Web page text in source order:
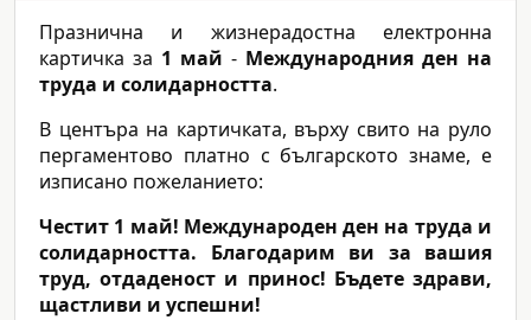
Празнична и жизнерадостна електронна
картичка за 1 май - Международния ден на
труда и солидарността.
В центъра на картичката, върху свито на руло
пергаментово платно с българското знаме, е
изписано пожеланието:
Честит 1 май! Международен ден на труда и
солидарността. Благодарим ви за вашия
труд, отдаденост и принос! Бъдете здрави,
щастливи и успешни!